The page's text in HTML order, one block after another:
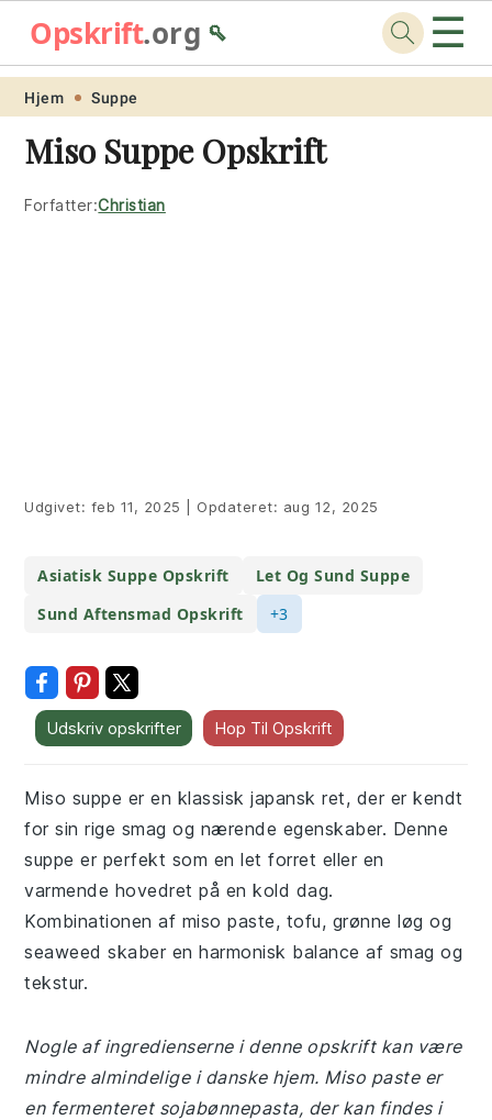
Skip
primary
navigation
Skip
main
content
Skip
primary
sidebar
Skip
footer
Opskrift.org🥄 ☰
Hjem Suppe
Miso Suppe Opskrift
Forfatter:Christian
Udgivet: feb 11, 2025 Opdateret: aug 12, 2025
Asiatisk Suppe Opskrift
Let Og Sund Suppe
Sund Aftensmad Opskrift
+3
Udskriv opskrifter Hop Til Opskrift
Miso suppe er en klassisk japansk ret, der er kendt
for sin rige smag og nærende egenskaber. Denne
suppe er perfekt som en let forret eller en
varmende hovedret på en kold dag.
Kombinationen af miso paste, tofu, grønne løg og
seaweed skaber en harmonisk balance af smag og
tekstur.
Nogle af ingredienserne i denne opskrift kan være
mindre almindelige i danske hjem. Miso paste er
en fermenteret sojabønnepasta, der kan findes i